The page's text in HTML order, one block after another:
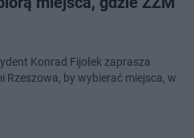
Konrad Fijołek zaprasza
by wybierać miejsca, w